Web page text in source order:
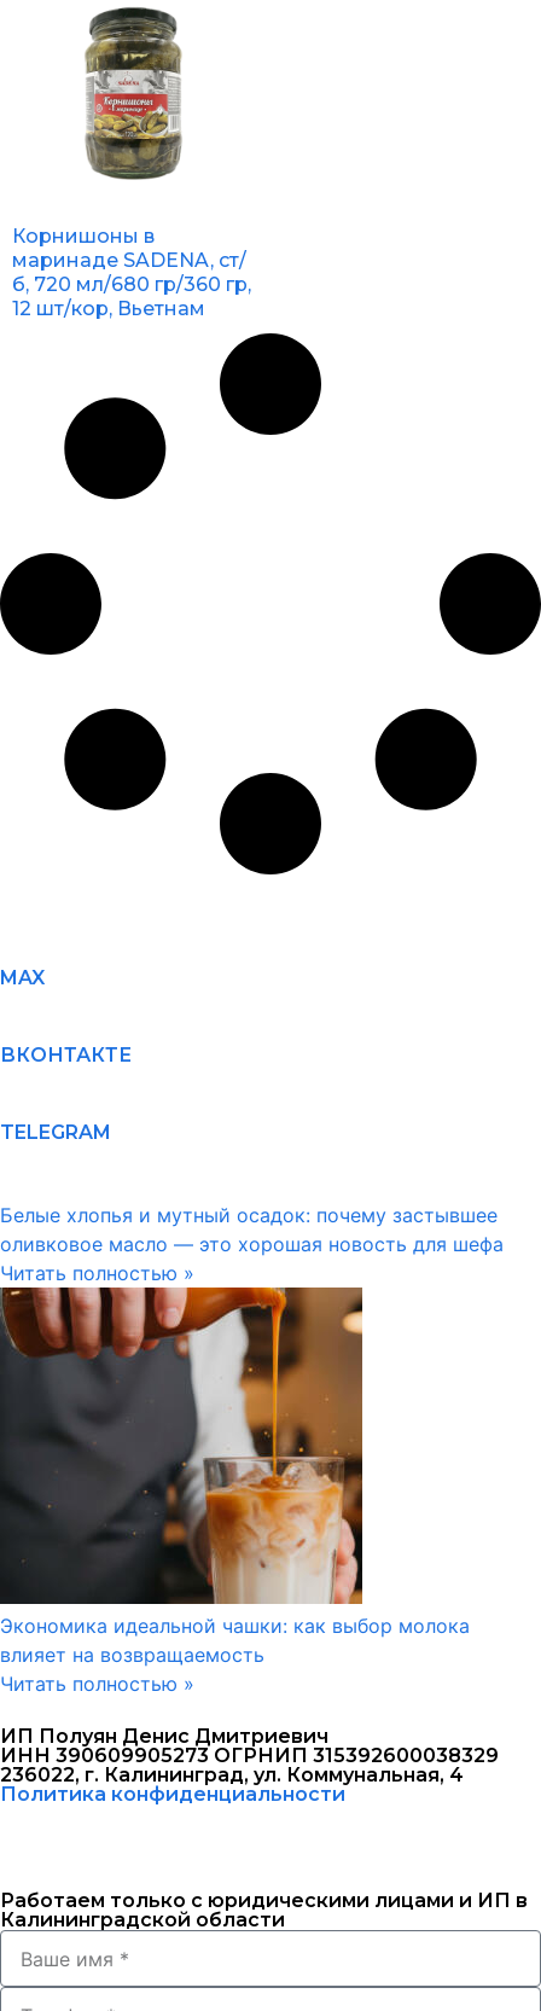
Корнишоны в
маринаде SADENA, ст/
б, 720 мл/680 гр/360 гр,
12 шт/кор, Вьетнам
MAX
ВКОНТАКТЕ
TELEGRAM
Белые хлопья и мутный осадок: почему застывшее
оливковое масло — это хорошая новость для шефа
Читать полностью »
Экономика идеальной чашки: как выбор молока
влияет на возвращаемость
Читать полностью »
ИП Полуян Денис Дмитриевич
ИНН 390609905273 ОГРНИП 315392600038329
236022, г. Калининград, ул. Коммунальная, 4
Политика конфиденциальности
Работаем только с юридическими лицами и ИП в
Калининградской области